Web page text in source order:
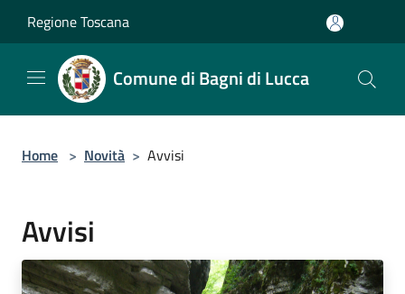
Regione Toscana
Comune di Bagni di Lucca
Home > Novità > Avvisi
Avvisi